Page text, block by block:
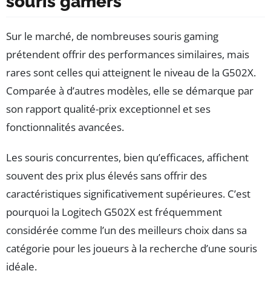
Sur le marché, de nombreuses souris gaming
prétendent offrir des performances similaires, mais
rares sont celles qui atteignent le niveau de la G502X.
Comparée à d’autres modèles, elle se démarque par
son rapport qualité-prix exceptionnel et ses
fonctionnalités avancées.
Les souris concurrentes, bien qu’efficaces, affichent
souvent des prix plus élevés sans offrir des
caractéristiques significativement supérieures. C’est
pourquoi la Logitech G502X est fréquemment
considérée comme l’un des meilleurs choix dans sa
catégorie pour les joueurs à la recherche d’une souris
idéale.